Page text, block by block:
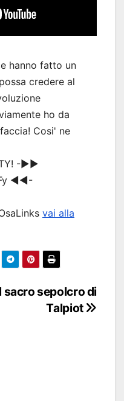
hanno fatto un
credere al
ho da
Cosi' ne
-▶▶
◀◀-
vai alla
sacro sepolcro di
Talpiot